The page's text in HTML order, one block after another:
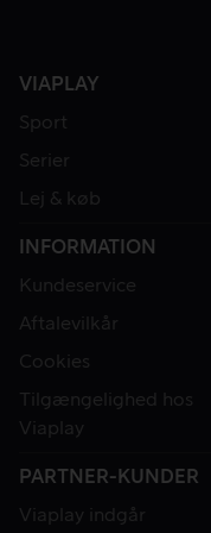
VIAPLAY
Sport
Serier
Lej & køb
INFORMATION
Kundeservice
Aftalevilkår
Cookies
Tilgængelighed hos
Viaplay
PARTNER-KUNDER
Viaplay indgår